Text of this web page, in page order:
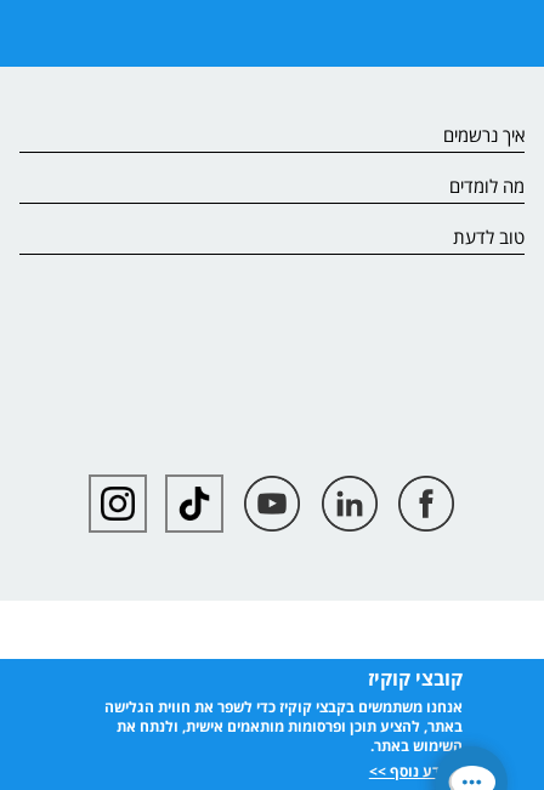
קובצי קוקיז
אנחנו משתמשים בקבצי קוקיז כדי לשפר את חווית הגלישה
באתר, להציע תוכן ופרסומות מותאמים אישית, ולנתח את
השימוש באתר.
למידע נוסף >>
איך נרשמים
מה לומדים
טוב לדעת